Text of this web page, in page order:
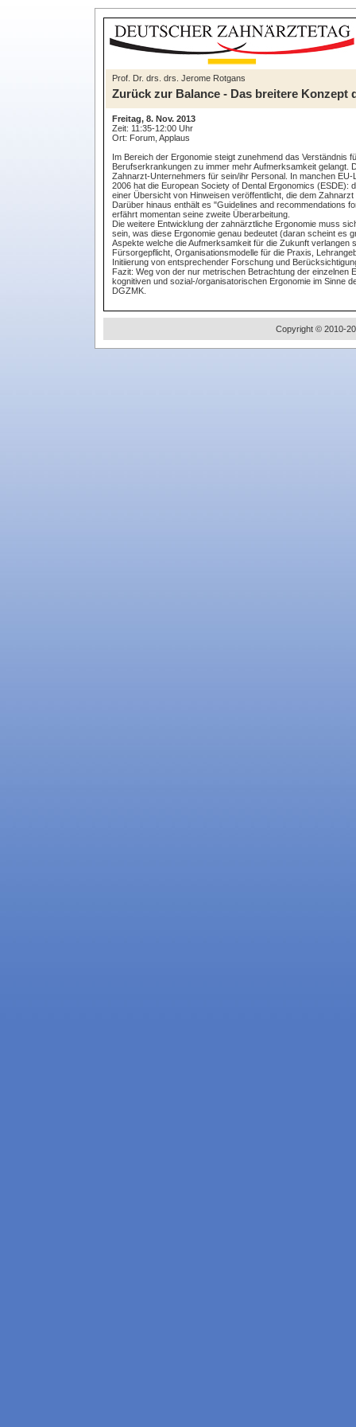
Prof. Dr. drs. drs. Jerome Rotgans
Zurück zur Balance - Das breitere Konzept
Freitag, 8. Nov. 2013
Zeit: 11:35-12:00 Uhr
Ort: Forum, Applaus
Im Bereich der Ergonomie steigt zunehmend das Verständnis
Berufserkrankungen zu immer mehr Aufmerksamkeit
Zahnarzt-Unternehmers für sein/ihr Personal. In manchen
2006 hat die European Society of Dental Ergonomics
einer Übersicht von Hinweisen veröffentlicht, die dem
Darüber hinaus enthält es "Guidelines and recommendations
erfährt momentan seine zweite Überarbeitung.
Die weitere Entwicklung der zahnärztliche Ergonomie muss
sein, was diese Ergonomie genau bedeutet (daran scheint es
Aspekte welche die Aufmerksamkeit für die Zukunft
Fürsorgepflicht, Organisationsmodelle für die Praxis,
Initiierung von entsprechender Forschung und
Fazit: Weg von der nur metrischen Betrachtung der einzelnen
kognitiven und sozial-/organisatorischen Ergonomie im Sinne
DGZMK.
Copyright © 2010-